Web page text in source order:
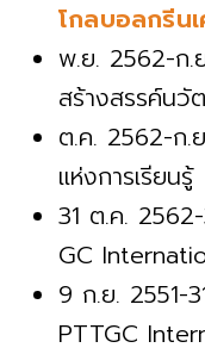
โกลบอลกรีน
พ.ย. 2562-ก.
สร้างสรรค์นวั
ต.ค. 2562-ก.
แห่งการเรียนรู้
31 ต.ค.
GC
9 ก.ย. 2551-
PTTGC